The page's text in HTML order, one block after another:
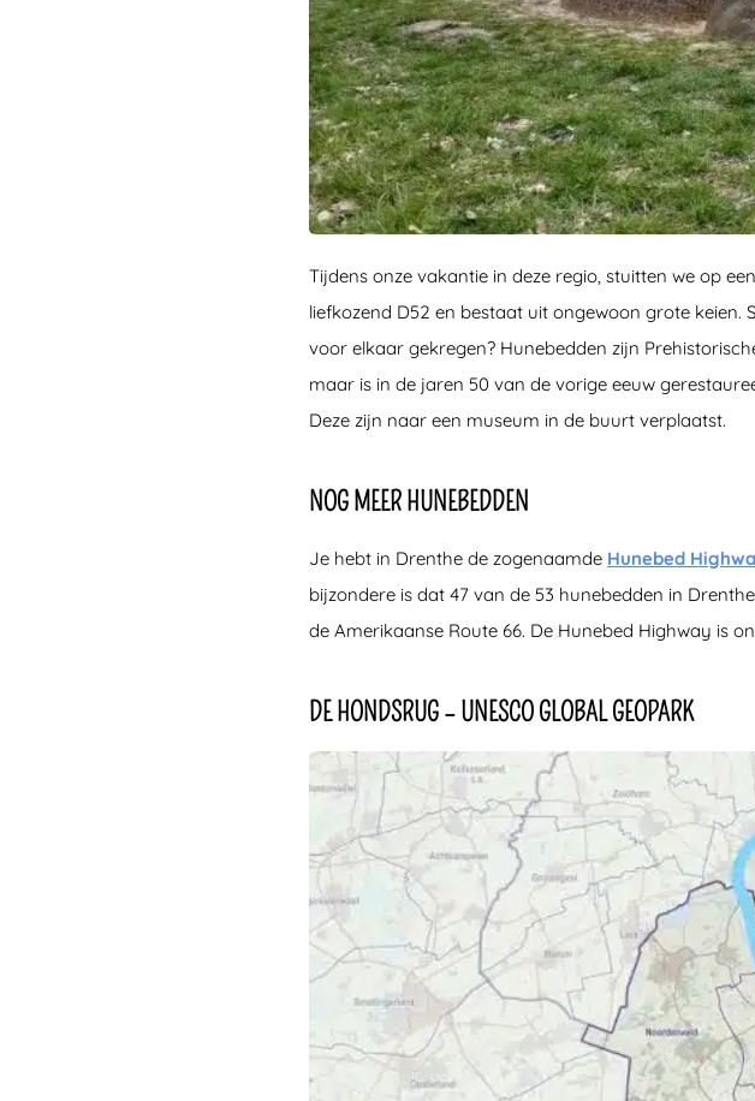
Tijdens onze vakantie in deze regio, stuitten we op een
liefkozend D52 en bestaat uit ongewoon grote keien.
voor elkaar gekregen? Hunebedden zijn
maar is in de jaren 50 van de vorige eeuw
Deze zijn naar een museum in de buurt verplaatst.
NOG MEER HUNEBEDDEN
Je hebt in Drenthe de zogenaamde Hunebed
bijzondere is dat 47 van de 53 hunebedden in
de Amerikaanse Route 66. De Hunebed Highway is
DE HONDSRUG – UNESCO GLOBAL GEOPARK